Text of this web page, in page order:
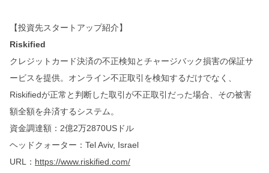
【投資先スタートアップ紹介】
Riskified
クレジットカード決済の不正検知とチャージバック損害の保証サ
ービスを提供。オンライン不正取引を検知するだけでなく、
Riskifiedが正常と判断した取引が不正取引だった場合、その被害
額全額を弁済するシステム。
資金調達額：2億2万2870USドル
ヘッドクォーター：Tel Aviv, Israel
URL： https://www.riskified.com/